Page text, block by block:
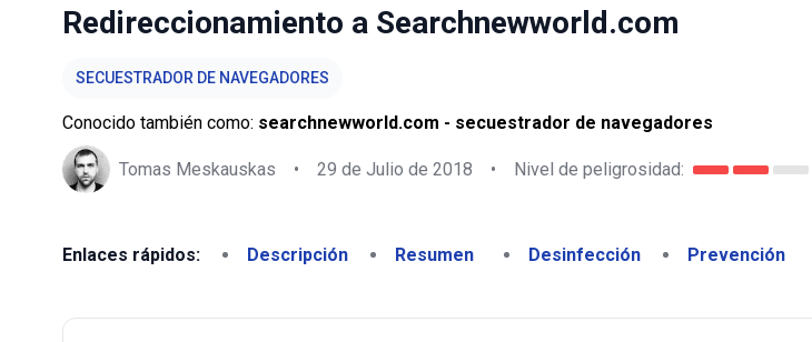
Redireccionamiento a Searchnewworld.com
SECUESTRADOR DE NAVEGADORES
Conocido también como: searchnewworld.com - secuestrador de navegadores
Tomas Meskauskas • 29 de Julio de 2018 • Nivel de peligrosidad:
Enlaces rápidos: Descripción Resumen Desinfección Prevención